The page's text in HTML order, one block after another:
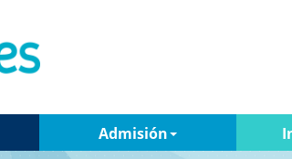
Admisión